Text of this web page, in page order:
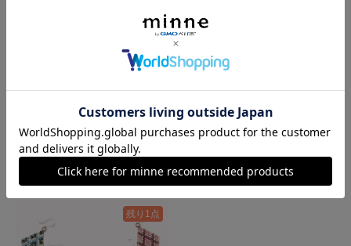
ビーズステッチの肉球ピアス
700円
デリカビーズの3色グラデーションピアス
780円
残り1点